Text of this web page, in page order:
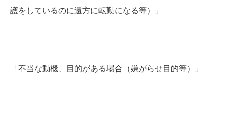
護をしているのに遠方に転勤になる等）」
「不当な動機、目的がある場合（嫌がらせ目的等）」